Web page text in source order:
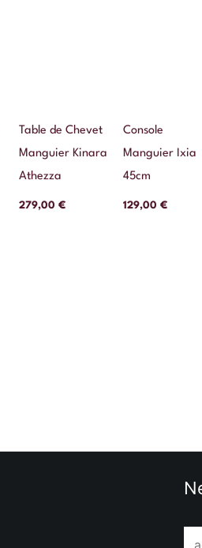
Table de Chevet
Manguier Kinara
Athezza
279,00€
Console
Manguier Ixia
45cm
129,00€